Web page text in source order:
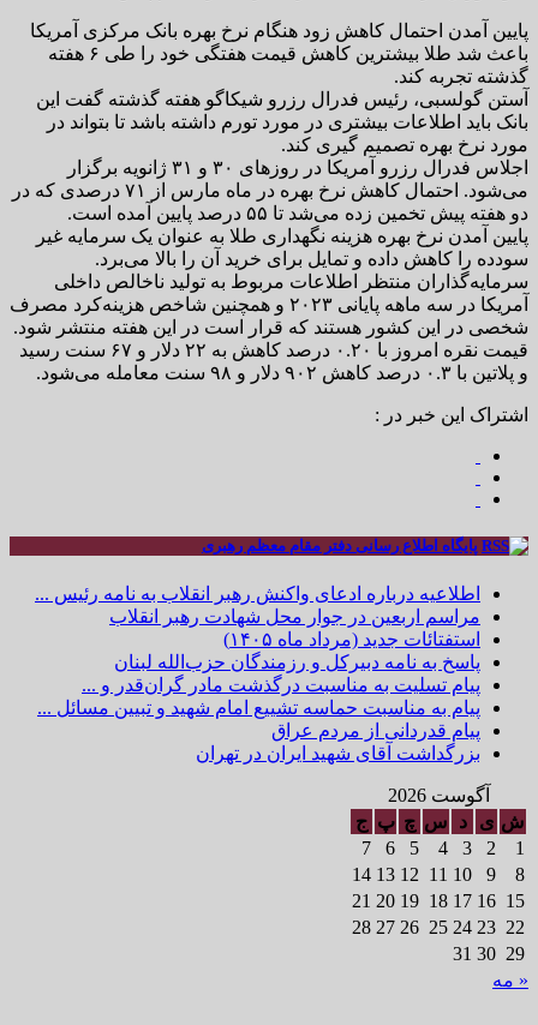
پایین آمدن احتمال کاهش زود هنگام نرخ بهره بانک مرکزی آمریکا
باعث شد طلا بیشترین کاهش قیمت هفتگی خود را طی ۶ هفته
گذشته تجربه کند.
آستن گولسبی، رئیس فدرال رزرو شیکاگو هفته گذشته گفت این
بانک باید اطلاعات بیشتری در مورد تورم داشته باشد تا بتواند در
مورد نرخ بهره تصمیم گیری کند.
اجلاس فدرال رزرو آمریکا در روزهای ۳۰ و ۳۱ ژانویه برگزار
می‌شود. احتمال کاهش نرخ بهره در ماه مارس از ۷۱ درصدی که در
دو هفته پیش تخمین زده می‌شد تا ۵۵ درصد پایین آمده است.
پایین آمدن نرخ بهره هزینه نگهداری طلا به عنوان یک سرمایه غیر
سودده را کاهش داده و تمایل برای خرید آن را بالا می‌برد.
سرمایه‌گذاران منتظر اطلاعات مربوط به تولید ناخالص داخلی
آمریکا در سه ماهه پایانی ۲۰۲۳ و همچنین شاخص هزینه‌کرد مصرف
شخصی در این کشور هستند که قرار است در این هفته منتشر شود.
قیمت نقره امروز با ۰.۲۰ درصد کاهش به ۲۲ دلار و ۶۷ سنت رسید
و پلاتین با ۰.۳ درصد کاهش ۹۰۲ دلار و ۹۸ سنت معامله می‌شود.
اشتراک این خبر در :
پایگاه اطلاع رسانی دفتر مقام معظم رهبری
اطلاعیه درباره ادعای واکنش رهبر انقلاب به نامه رئیس ...
مراسم اربعین در جوار محل شهادت رهبر انقلاب
استفتائات جدید (مرداد ماه ۱۴۰۵)
پاسخ به نامه دبیرکل و رزمندگان حزب‌الله لبنان
پیام تسلیت به مناسبت درگذشت مادر گران‌قدر و ...
پیام به مناسبت حماسه تشییع امام شهید و تبیین مسائل ...
پیام قدردانی از مردم عراق
بزرگداشت آقای شهید ایران در تهران
آگوست 2026
ش ی د س چ پ ج
1
2
3
4
5
6
7
8
9
10
11
12
13
14
15
16
17
18
19
20
21
22
23
24
25
26
27
28
29
30
31
« مه